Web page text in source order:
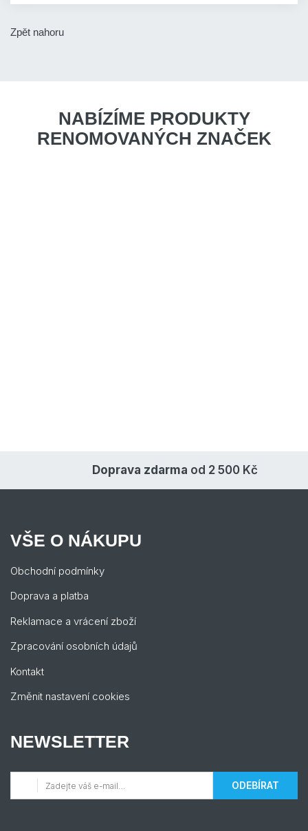
Zpět nahoru
NABÍZÍME PRODUKTY
RENOMOVANÝCH ZNAČEK
Doprava zdarma od 2 500 Kč
VŠE O NÁKUPU
Obchodní podmínky
Doprava a platba
Reklamace a vrácení zboží
Zpracování osobních údajů
Kontakt
Změnit nastavení cookies
NEWSLETTER
ODEBÍRAT